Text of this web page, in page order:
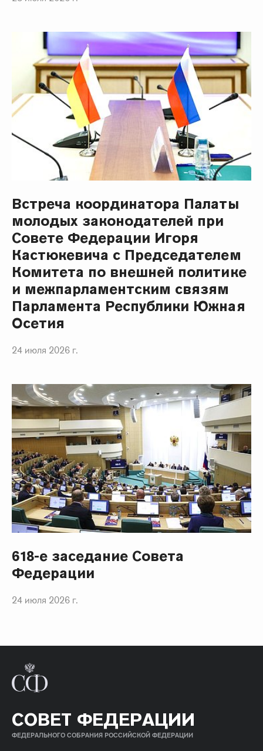
Встреча координатора Палаты
молодых законодателей при
Совете Федерации Игоря
Кастюкевича с Председателем
Комитета по внешней политике
и межпарламентским связям
Парламента Республики Южная
Осетия
24 июля 2026 г.
618-е заседание Совета
Федерации
24 июля 2026 г.
СОВЕТ ФЕДЕРАЦИИ
ФЕДЕРАЛЬНОГО СОБРАНИЯ РОССИЙСКОЙ ФЕДЕРАЦИИ